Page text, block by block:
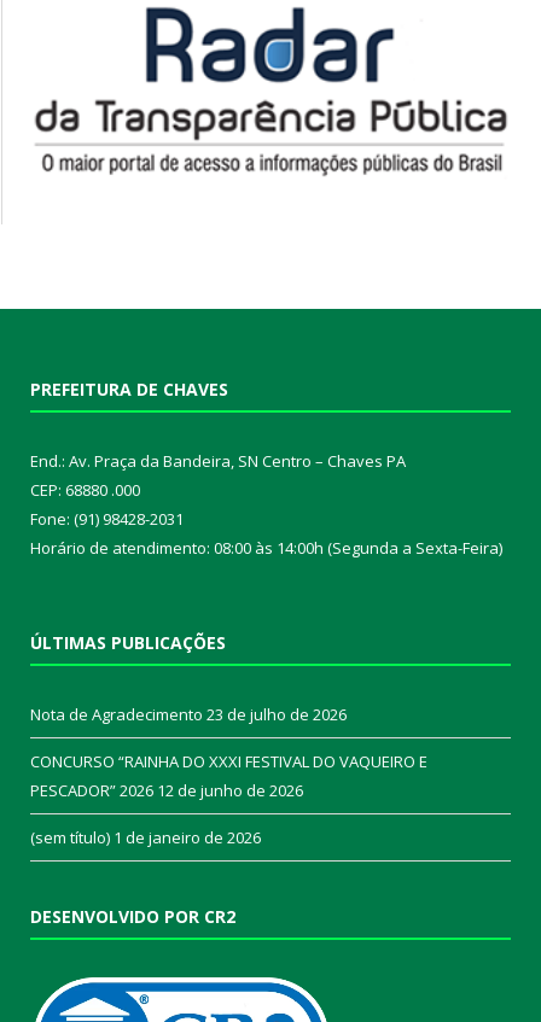
PREFEITURA DE CHAVES
End.: Av. Praça da Bandeira, SN Centro – Chaves PA
CEP: 68880 .000
Fone: (91) 98428-2031
Horário de atendimento: 08:00 às 14:00h (Segunda a Sexta-Feira)
ÚLTIMAS PUBLICAÇÕES
Nota de Agradecimento 23 de julho de 2026
CONCURSO “RAINHA DO XXXI FESTIVAL DO VAQUEIRO E
PESCADOR” 2026 12 de junho de 2026
(sem título) 1 de janeiro de 2026
DESENVOLVIDO POR CR2